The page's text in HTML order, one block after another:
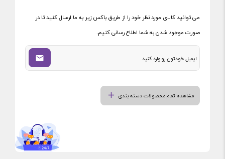
می توانید کالای مورد نظر خود را از طریق باکس زیر به ما ارسال کنید تا در
صورت موجود شدن به شما اطلاع رسانی کنیم.
مشاهده تمام محصولات دسته بندی